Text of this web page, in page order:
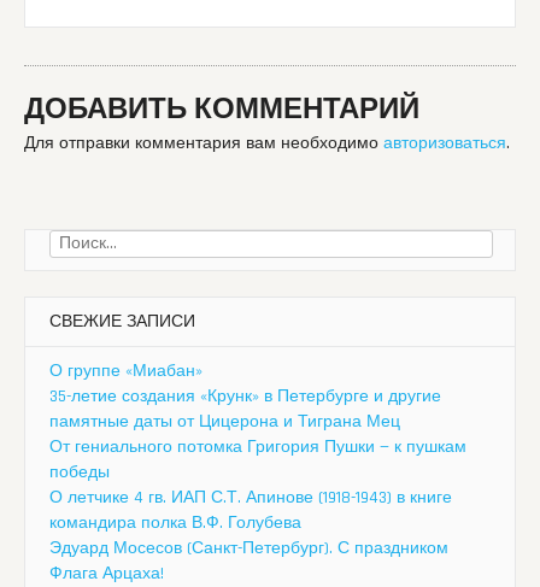
ДОБАВИТЬ КОММЕНТАРИЙ
Для отправки комментария вам необходимо авторизоваться.
Найти:
СВЕЖИЕ ЗАПИСИ
О группе «Миабан»
35-летие создания «Крунк» в Петербурге и другие
памятные даты от Цицерона и Тиграна Мец
От гениального потомка Григория Пушки — к пушкам
победы
О летчике 4 гв. ИАП С.Т. Апинове (1918-1943) в книге
командира полка В.Ф. Голубева
Эдуард Мосесов (Санкт-Петербург). С праздником
Флага Арцаха!